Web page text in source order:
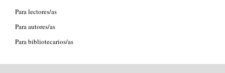
Para lectores/as
Para autores/as
Para bibliotecarios/as